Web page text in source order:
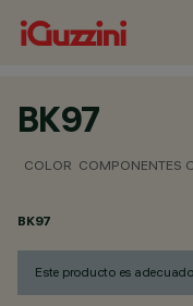
BK97
COLOR COMPONENTES
BK97
Este producto es